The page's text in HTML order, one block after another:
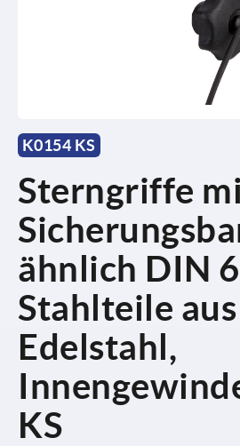
K0154 KS
Sterngriffe
ähnlich DIN
Stahlteile aus
Edelstahl,
KS